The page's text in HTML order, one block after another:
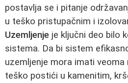
postavlja se i pitanje
u teško pristupačnim i
Uzemljenje je ključni deo bilo
sistema. Da bi sistem
uzemljenje mora imati
teško postići u kamenitim,